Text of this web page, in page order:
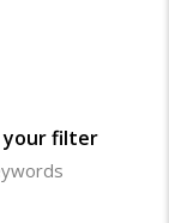
your filter